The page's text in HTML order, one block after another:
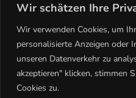
Wir schätzen Ihre
Wir verwenden Cookies, um
personalisierte Anzeigen oder
unseren Datenverkehr zu
akzeptieren" klicken, stimmen
Cookies zu.